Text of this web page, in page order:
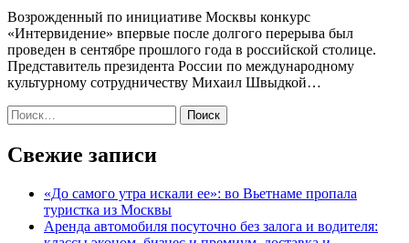
Возрожденный по инициативе Москвы конкурс
«Интервидение» впервые после долгого перерыва был
проведен в сентябре прошлого года в российской столице.
Представитель президента России по международному
культурному сотрудничеству Михаил Швыдкой…
Найти:
Свежие записи
«До самого утра искали ее»: во Вьетнаме пропала
туристка из Москвы
Аренда автомобиля посуточно без залога и водителя: